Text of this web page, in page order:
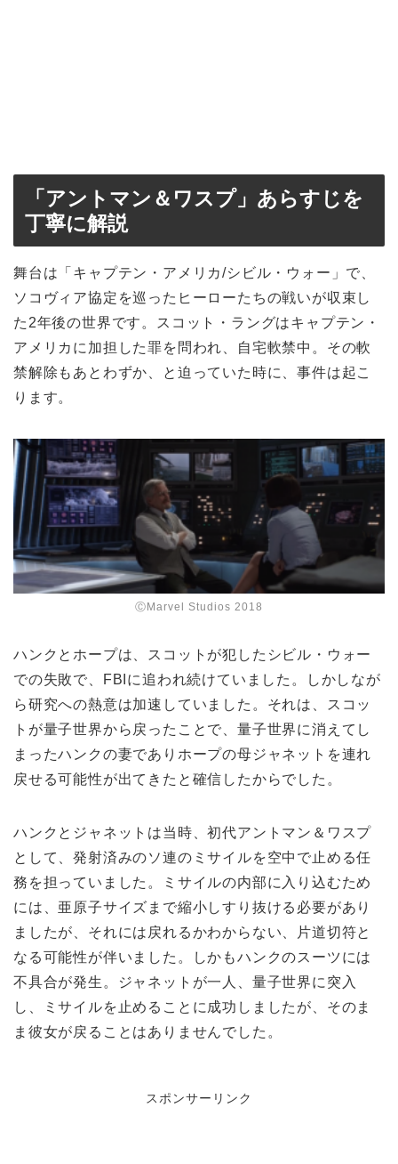
「アントマン＆ワスプ」あらすじを
丁寧に解説
舞台は「キャプテン・アメリカ/シビル・ウォー」で、
ソコヴィア協定を巡ったヒーローたちの戦いが収束し
た2年後の世界です。スコット・ラングはキャプテン・
アメリカに加担した罪を問われ、自宅軟禁中。その軟
禁解除もあとわずか、と迫っていた時に、事件は起こ
ります。
ⒸMarvel Studios 2018
ハンクとホープは、スコットが犯したシビル・ウォー
での失敗で、FBIに追われ続けていました。しかしなが
ら研究への熱意は加速していました。それは、スコッ
トが量子世界から戻ったことで、量子世界に消えてし
まったハンクの妻でありホープの母ジャネットを連れ
戻せる可能性が出てきたと確信したからでした。
ハンクとジャネットは当時、初代アントマン＆ワスプ
として、発射済みのソ連のミサイルを空中で止める任
務を担っていました。ミサイルの内部に入り込むため
には、亜原子サイズまで縮小しすり抜ける必要があり
ましたが、それには戻れるかわからない、片道切符と
なる可能性が伴いました。しかもハンクのスーツには
不具合が発生。ジャネットが一人、量子世界に突入
し、ミサイルを止めることに成功しましたが、そのま
ま彼女が戻ることはありませんでした。
スポンサーリンク